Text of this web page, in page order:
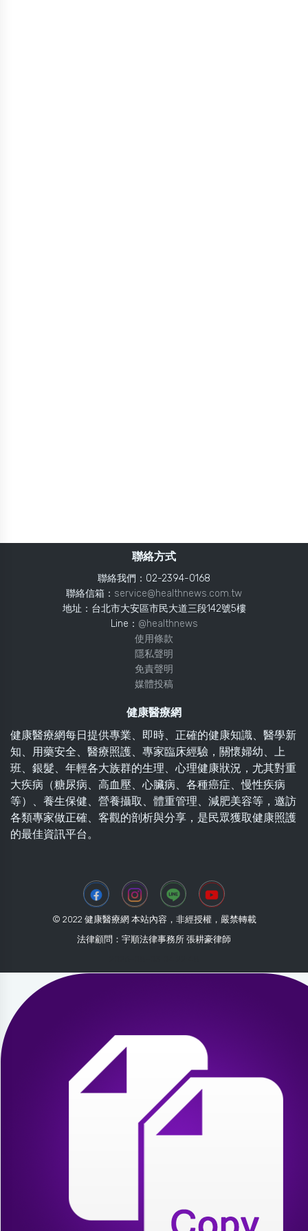
聯絡方式
聯絡我們：02-2394-0168
聯絡信箱： service@healthnews.com.tw
地址：台北市大安區市民大道三段142號5樓
Line： @healthnews
使用條款
隱私聲明
免責聲明
媒體投稿
健康醫療網
健康醫療網每日提供專業、即時、正確的健康知識、醫學新
知、用藥安全、醫療照護、專家臨床經驗，關懷婦幼、上
班、銀髮、年輕各大族群的生理、心理健康狀況，尤其對重
大疾病（糖尿病、高血壓、心臟病、各種癌症、慢性疾病
等）、養生保健、營養攝取、體重管理、減肥美容等，邀訪
各類專家做正確、客觀的剖析與分享，是民眾獲取健康照護
的最佳資訊平台。
© 2022 健康醫療網 本站內容，非經授權，嚴禁轉載
法律顧問：宇順法律事務所 張耕豪律師